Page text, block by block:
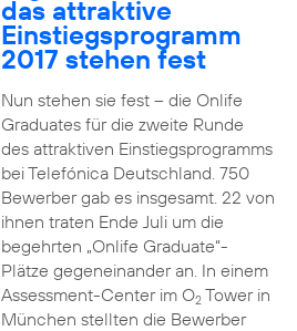
das attraktive
Einstiegsprogramm
2017 stehen fest
Nun stehen sie fest – die Onlife
Graduates für die zweite Runde
des attraktiven Einstiegsprogramms
bei Telefónica Deutschland. 750
Bewerber gab es insgesamt. 22 von
ihnen traten Ende Juli um die
begehrten „Onlife Graduate“-
Plätze gegeneinander an. In einem
Assessment-Center im O2Tower in
München stellten die Bewerber